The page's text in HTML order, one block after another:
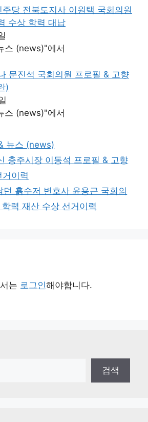
당 전북도지사 이원택 국회의원
수상 학력 대납
스 (news)"에서
문진석 국회의원 프로필 & 고향
)
스 (news)"에서
뉴스 (news)
충주시장 이동석 프로필 & 고향
이력
던 흙수저 변호사 윤용근 국회의
력 재산 수상 선거이력
는 로그인해야합니다.
검색